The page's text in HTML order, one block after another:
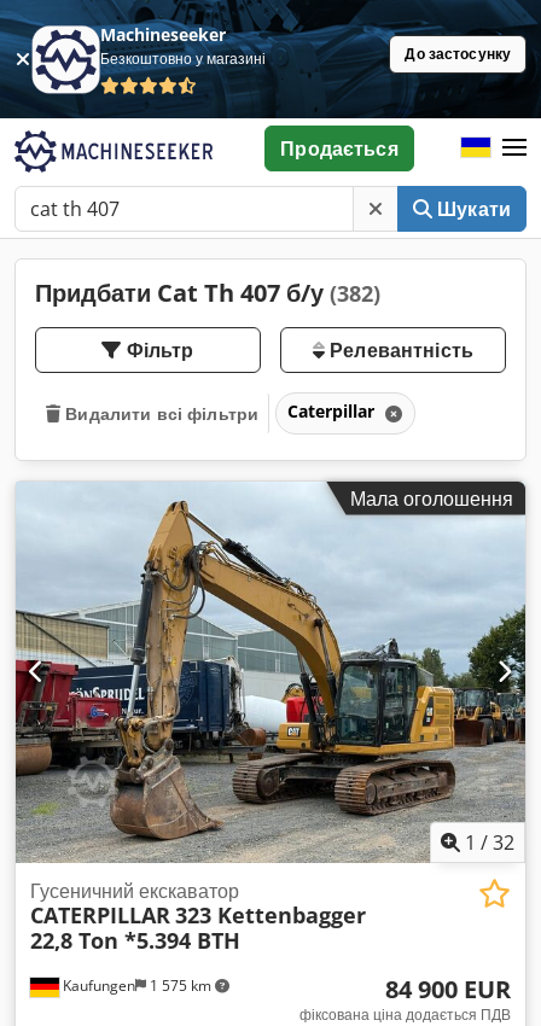
Machineseeker
Безкоштовно у магазині До застосунку
Шукати
Продається
Придбати Cat Th 407 б/у (382)
Фільтр Релевантність
Видалити всі фільтри Caterpillar
Мала оголошення
1 /32
Kaufungen 1 575 km
Гусеничний екскаватор
CATERPILLAR323 Kettenbagger
22,8 Ton *5.394 BTH
84 900 EUR
фіксована ціна додається ПДВ